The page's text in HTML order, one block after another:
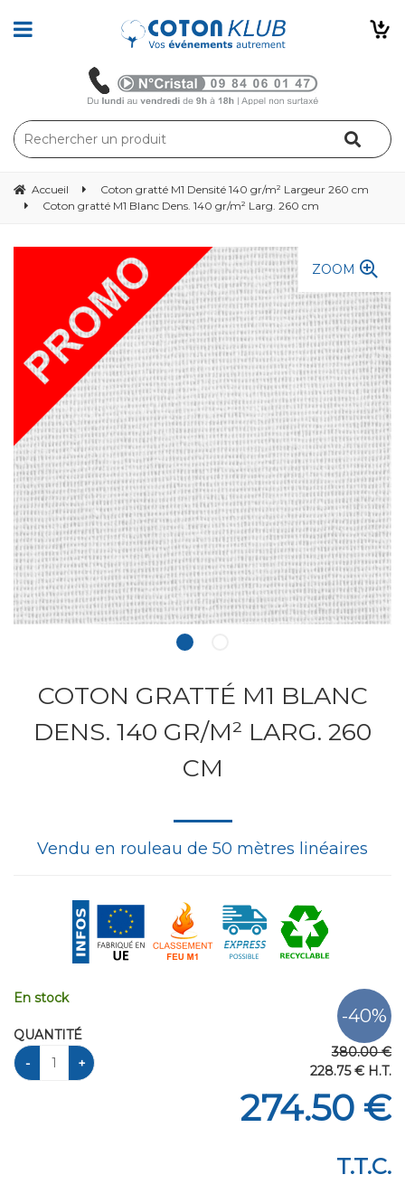
Accueil
Coton gratté M1 Densité 140 gr/m² Largeur 260 cm
Coton gratté M1 Blanc Dens. 140 gr/m² Larg. 260 cm
ZOOM
COTON GRATTÉ M1 BLANC
DENS. 140 GR/M² LARG. 260
CM
Vendu en rouleau de 50 mètres linéaires
380.00 €
228.75€ H.T.
274.50 €
T.T.C.
En stock
QUANTITÉ